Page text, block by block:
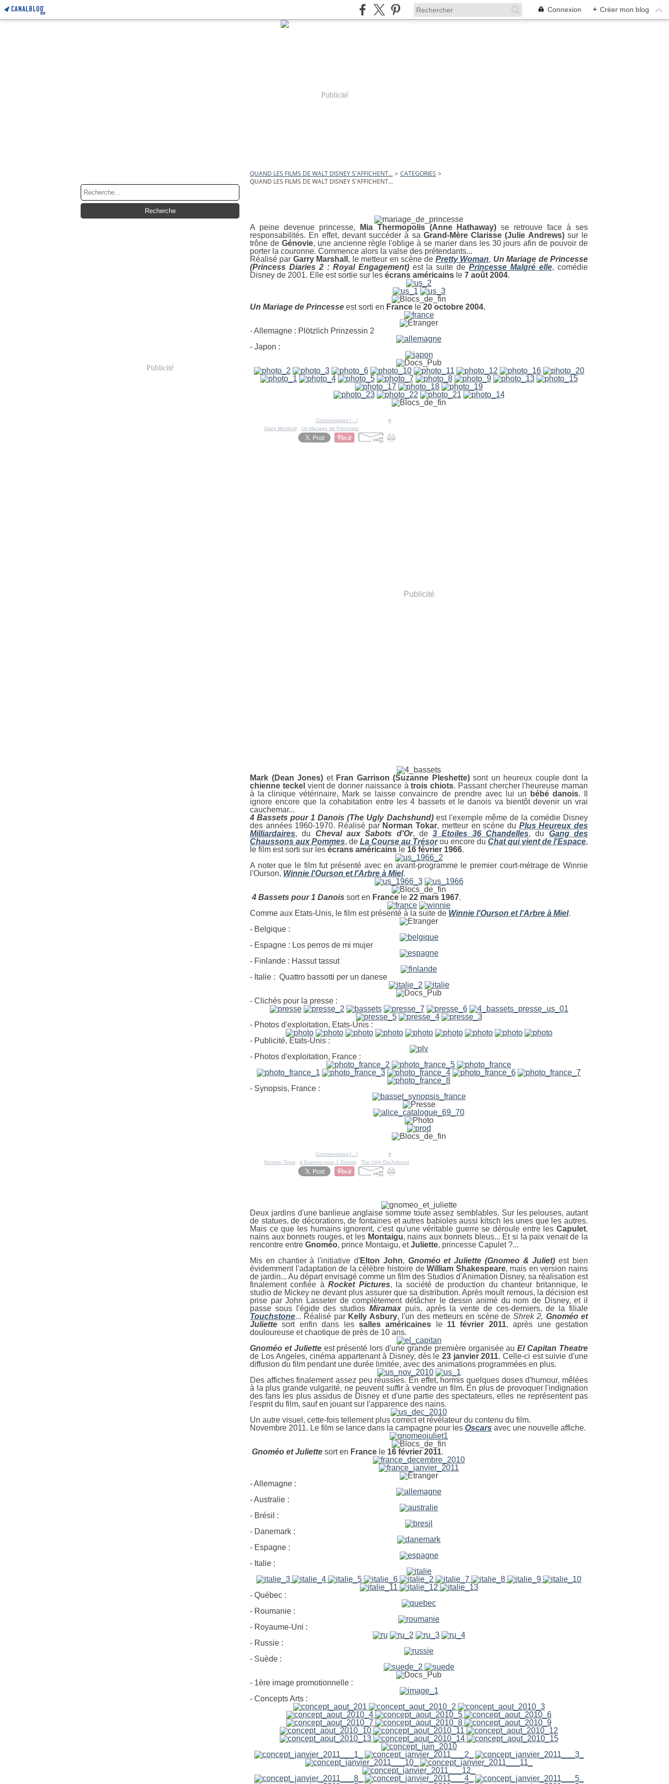
Connexion + Créer mon blog
Publicité
Publicité
QUAND LES FILMS DE WALT DISNEY S'AFFICHENT... > CATEGORIES >
QUAND LES FILMS DE WALT DISNEY S'AFFICHENT...
A peine devenue princesse, Mia Thermopolis (Anne Hathaway) se retrouve face à ses
responsabilités. En effet, devant succéder à sa Grand-Mère Clarisse (Julie Andrews)sur le
trône de Génovie, une ancienne règle l'oblige à se marier dans les 30 jours afin de pouvoir de
porter la couronne. Commence alors la valse des prétendants...
Réalisé par Garry Marshall , le metteur en scène de Pretty Woman, Un Mariage de Princesse
(Princess Diaries 2 : Royal Engagement)est la suite dePrincesse Malgré elle, comédie
Disney de 2001. Elle est sortie sur les écrans américains le 7 août 2004.
Un Mariage de Princesse est sorti en France le 20 octobre 2004.
- Allemagne : Plötzlich Prinzessin 2
- Japon :
Commentaires [ ] #
Garry Marshall Un Mariage de Princesse
Publicité
Mark (Dean Jones) et Fran Garrison (Suzanne Pleshette)sont un heureux couple dont la
chienne teckel vient de donner naissance àtrois chiots. Passant chercher l'heureuse maman
à la clinique vétérinaire, Mark se laisse convaincre de prendre avec lui un
bébé danois. Il
ignore encore que la cohabitation entre les 4 bassets et le danois va bientôt devenir un vrai
cauchemar...
4 Bassets pour 1 Danois (The Ugly Dachshund)est l'exemple même de la comédie Disney
des années 1960-1970. Réalisé par Norman Tokar, metteur en scène du Plus Heureux des
Milliardaires, du Cheval aux Sabots d'Or, de3 Etoiles 36 Chandelles, du Gang des
Chaussons aux Pommes, de La Course au Trésorou encore du Chat qui vient de l'Espace,
le film est sorti sur les écrans américains le 16 février 1966.
A noter que le film fut présenté avec en avant-programme le premier court-métrage de Winnie
l'Ourson, Winnie l'Ourson et l'Arbre à Miel.
4 Bassets pour 1 Danois sort en France le 22 mars 1967.
Comme aux Etats-Unis, le film est présenté à la suite de Winnie l'Ourson et l'Arbre à Miel.
- Belgique :
- Espagne : Los perros de mi mujer
- Finlande : Hassut tassut
- Italie : Quattro bassotti per un danese
- Clichés pour la presse :
- Photos d'exploitation, Etats-Unis :
- Publicité, Etats-Unis :
- Photos d'exploitation, France :
- Synopsis, France :
Commentaires [ ] #
Norman Tokar, 4 Bassets pour 1 Danois The Ugly Dachshund
Deux jardins d'une banlieue anglaise somme toute assez semblables. Sur les pelouses, autant
de statues, de décorations, de fontaines et autres babioles aussi kitsch les unes que les autres.
Mais ce que les humains ignorent, c'est qu'une véritable guerre se déroule entre les Capulet,
nains aux bonnets rouges, et lesMontaigu, nains aux bonnets bleus... Et si la paix venait de la
rencontre entre Gnoméo, prince Montaigu, etJuliette, princesse Capulet ?...
Mis en chantier à l'initiative d'Elton John, Gnoméo et Juliette (Gnomeo & Juliet) est bien
évidemment l'adaptation de la célèbre histoire deWilliam Shakespeare, mais en version nains
de jardin... Au départ envisagé comme un film des Studios d'Animation Disney, sa réalisation est
finalement confiée àRocket Pictures, la société de production du chanteur britannique, le
studio de Mickey ne devant plus assurer que sa distribution. Après moult remous, la décision est
prise par John Lasseter de complètement détâcher le dessin animé du nom de Disney, et il
passe sous l'égide des studios Miramax puis, après la vente de ces-derniers, de la filiale
Touchstone... Réalisé par Kelly Asbury, l'un des metteurs en scène de Shrek 2, Gnoméo et
Juliette sort enfin dans les salles américaines le 11 février 2011, après une gestation
douloureuse et chaotique de près de 10 ans.
Gnoméo et Juliette est présenté lors d'une grande première organisée auEl Capitan Theatre
de Los Angeles, cinéma appartenant à Disney, dès le 23 janvier 2011. Celle-ci est suivie d'une
diffusion du film pendant une durée limitée, avec des animations programmées en plus.
Des affiches finalement assez peu réussies. En effet, hormis quelques doses d'humour, mêlées
à la plus grande vulgarité, ne peuvent suffir à vendre un film. En plus de provoquer l'indignation
des fans les plus assidus de Disney et d'une partie des spectateurs, elles ne représentent pas
l'esprit du film, sauf en jouant sur l'apparence des nains.
Un autre visuel, cette-fois tellement plus correct et révélateur du contenu du film.
Novembre 2011. Le film se lance dans la campagne pour les Oscars avec une nouvelle affiche.
Gnoméo et Juliette sort en France le 16 février 2011.
- Allemagne :
- Australie :
- Brésil :
- Danemark :
- Espagne :
- Italie :
- Québec :
- Roumanie :
- Royaume-Uni :
- Russie :
- Suède :
- 1ère image promotionnelle :
- Concepts Arts :